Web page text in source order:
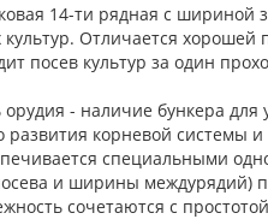
14-ти рядная с шириной
культур. Отличается
посев культур за один
орудия - наличие бункера
развития корневой системы
специальными
и ширины междурядий)
сочетаются с